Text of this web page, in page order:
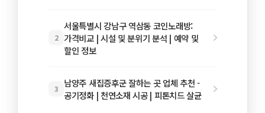
2
서울특별시 강남구 역삼동 코인노래방:
가격비교 | 시설 및 분위기 분석 | 예약 및
할인 정보
3
남양주 새집증후군 잘하는 곳 업체 추천 -
공기정화 | 천연소재 시공 | 피톤치드 살균